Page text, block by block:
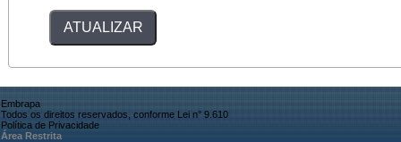
Embrapa
Todos os direitos reservados, conforme Lei n° 9.610
Política de Privacidade
Área Restrita